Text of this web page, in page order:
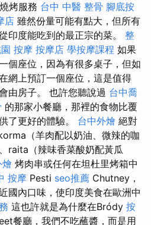
烤服務 台中 中醫 整骨 腳底按
店 雖然份量可能有點大，但所有
印度能吃到的最正宗的菜。 整
按摩 按摩店 學按摩課程 如果
個座位，因為有很多桌子，但如
網上預訂一個座位，這是值得
由房子。 也許您聽說過 台中喬
的那家小餐廳，那裡的食物比覆
了更好的體驗。 台中外燴 絕對
（羊肉配以奶油、微辣的咖
raita（辣味香菜酸奶配黃瓜
烤肉串或任何在坦杜里烤箱中
按摩 Pesti seo推薦 Chutney，
國內口味，使印度美食在歐洲中
這也許就是為什麼在Bródy 按
餐廳，我們不吃蘸醬，而是用